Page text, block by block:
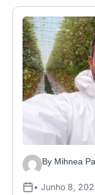
By Mihnea
• Junho 8,